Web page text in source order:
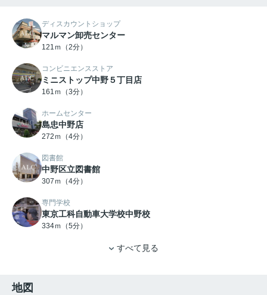
ディスカウントショップ
マルマン卸売センター
121ｍ（2分）
コンビニエンスストア
ミニストップ中野５丁目店
161ｍ（3分）
ホームセンター
島忠中野店
272ｍ（4分）
図書館
中野区立図書館
307ｍ（4分）
専門学校
東京工科自動車大学校中野校
334ｍ（5分）
すべて見る
地図